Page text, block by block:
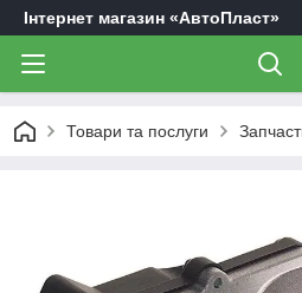
Інтернет магазин «АвтоПласт»
Товари та послуги